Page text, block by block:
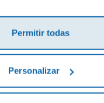
Permitir todas
Personalizar
explorar el mundo.
Ver más